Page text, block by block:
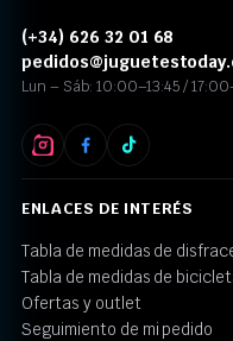
(+34) 626 32 01 68
Lun – Sáb: 10:00–13:45 /
ENLACES DE INTERÉS
Tabla de medidas de
Tabla de medidas de
Ofertas y outlet
Seguimiento de mi pedido